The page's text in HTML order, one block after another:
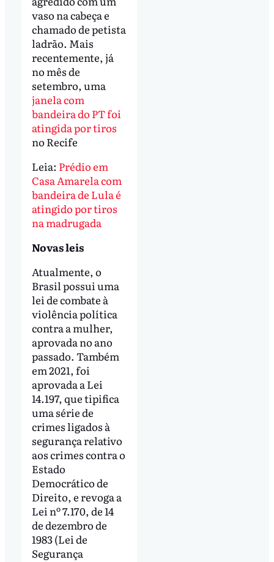
vaso na cabeça e
chamado de petista
ladrão. Mais
recentemente, já
no mês de
setembro, uma
janela com
bandeira do PT foi
atingida por tiros
no Recife
Leia: Prédio em
Casa Amarela com
bandeira de Lula é
atingido por tiros
na madrugada
Novas leis
Atualmente, o
Brasil possui uma
lei de combate à
violência política
contra a mulher,
aprovada no ano
passado. Também
em 2021, foi
aprovada a Lei
14.197, que tipifica
uma série de
crimes ligados à
segurança relativo
aos crimes contra o
Estado
Democrático de
Direito, e revoga a
Lei nº 7.170, de 14
de dezembro de
1983 (Lei de
Segurança